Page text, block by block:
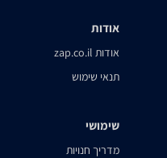
אודות
אודות zap.co.il
תנאי שימוש
שימושי
מדריך חנויות